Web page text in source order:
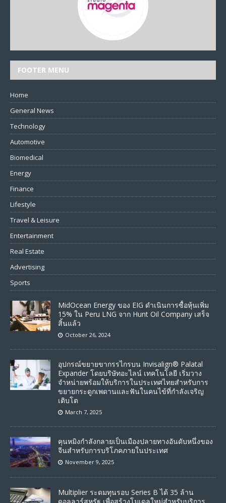
FOOTER MENU
Home
General News
Technology
Automotive
Biomedical
Energy
Finance
Lifestyle
Travel & Leisure
Entertainment
Real Estate
Advertising
Sports
MidOcean Energy ของ EIG ดำเนินการซื้อหุ้นเพิ่ม
15% ใน Peru LNG จาก Hunt Oil Company เสร็จ
สิ้นแล้ว
October 26, 2024
อุปกรณ์ขยายขากรรไกรบน Invisalign® Palatal
Expander โดยบริษัทอะไลน์ เทคโนโลยี เริ่มวาง
จำหน่ายพร้อมให้บริการในประเทศไทยสำหรับการ
ขยายกระดูกเพดานและฟันในคนไข้ที่กำลังเจริญ
เติบโต
March 7, 2025
คุนหมิงกำลังกลายเป็นเมืองปลายทางอันดับหนึ่งของ
จีนสำหรับการบริโภคภายในประเทศ
November 9, 2025
Multiplier ระดมทุนรอบ Series B ได้ 35 ล้าน
ดอลลาร์สหรัฐ เพื่อสร้างโมเดลใหม่สำหรับบริการ